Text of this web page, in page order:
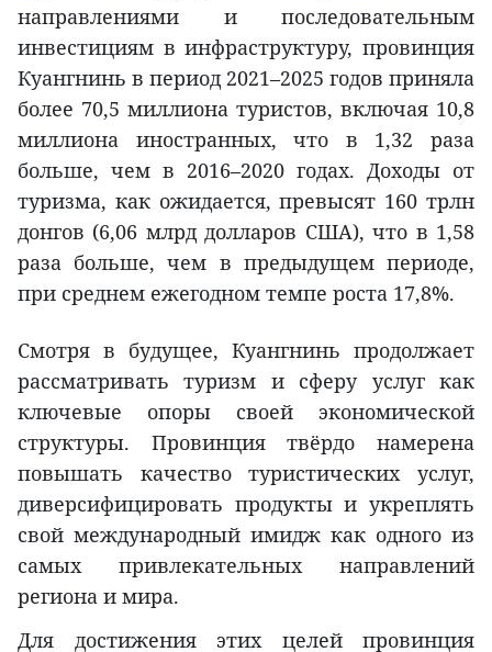
направлениями и последовательным
инвестициям в инфраструктуру, провинция
Куангнинь в период 2021–2025 годов приняла
более 70,5 миллиона туристов, включая 10,8
миллиона иностранных, что в 1,32 раза
больше, чем в 2016–2020 годах. Доходы от
туризма, как ожидается, превысят 160 трлн
донгов (6,06 млрд долларов США), что в 1,58
раза больше, чем в предыдущем периоде,
при среднем ежегодном темпе роста 17,8%.
Смотря в будущее, Куангнинь продолжает
рассматривать туризм и сферу услуг как
ключевые опоры своей экономической
структуры. Провинция твёрдо намерена
повышать качество туристических услуг,
диверсифицировать продукты и укреплять
свой международный имидж как одного из
самых привлекательных направлений
региона и мира.
Для достижения этих целей провинция